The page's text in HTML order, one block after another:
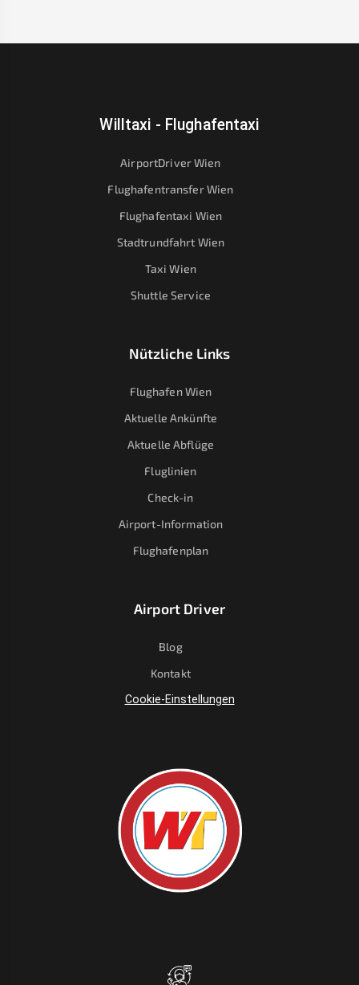
Willtaxi - Flughafentaxi
AirportDriver Wien
Flughafentransfer Wien
Flughafentaxi Wien
Stadtrundfahrt Wien
Taxi Wien
Shuttle Service
Nützliche Links
Flughafen Wien
Aktuelle Ankünfte
Aktuelle Abflüge
Fluglinien
Check-in
Airport-Information
Flughafenplan
Airport Driver
Blog
Kontakt
Cookie-Einstellungen